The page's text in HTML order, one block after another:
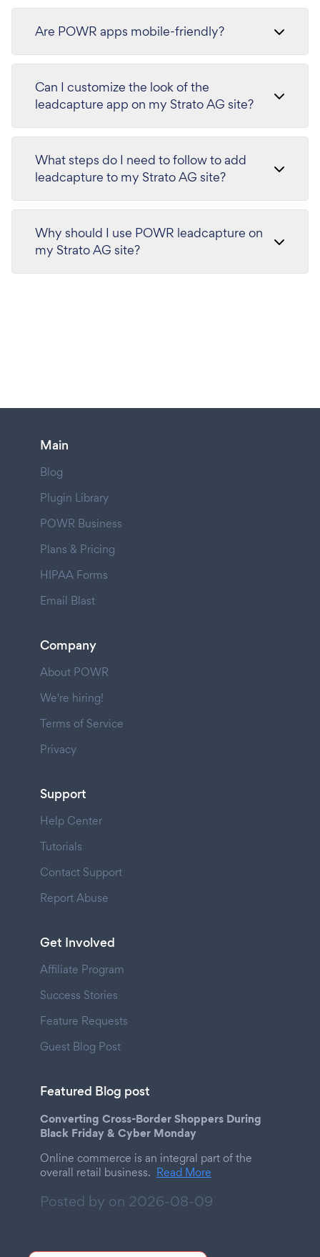
Are POWR apps mobile-friendly?
Can I customize the look of the
leadcapture app on my Strato AG site?
What steps do I need to follow to add
leadcapture to my Strato AG site?
Why should I use POWR leadcapture on
my Strato AG site?
Main
Blog
Plugin Library
POWR Business
Plans & Pricing
HIPAA Forms
Email Blast
Company
About POWR
We're hiring!
Terms of Service
Privacy
Support
Help Center
Tutorials
Contact Support
Report Abuse
Get Involved
Affiliate Program
Success Stories
Feature Requests
Guest Blog Post
Featured Blog post
Converting Cross-Border Shoppers During
Black Friday & Cyber Monday
Online commerce is an integral part of the
overall retail business. Read More
Posted by on 2026-08-09